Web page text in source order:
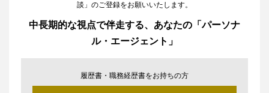
談」のご登録をお願いいたします。
中長期的な視点で伴走する、あなたの「パーソナ
ル・エージェント」
履歴書・職務経歴書をお持ちの方